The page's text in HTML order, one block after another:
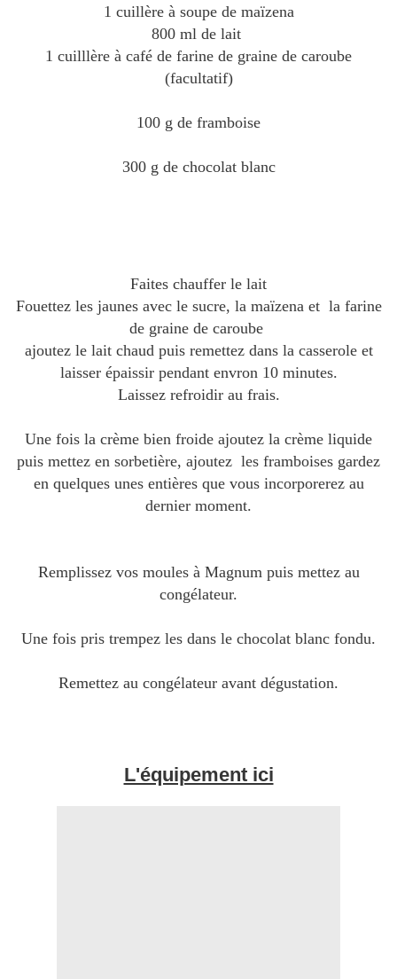
1 cuillère à soupe de maïzena
800 ml de lait
1 cuilllère à café de farine de graine de caroube
(facultatif)
100 g de framboise
300 g de chocolat blanc
Faites chauffer le lait
Fouettez les jaunes avec le sucre, la maïzena et la farine
de graine de caroube
ajoutez le lait chaud puis remettez dans la casserole et
laisser épaissir pendant envron 10 minutes.
Laissez refroidir au frais.
Une fois la crème bien froide ajoutez la crème liquide
puis mettez en sorbetière, ajoutez les framboises gardez
en quelques unes entières que vous incorporerez au
dernier moment.
Remplissez vos moules à Magnum puis mettez au
congélateur.
Une fois pris trempez les dans le chocolat blanc fondu.
Remettez au congélateur avant dégustation.
L'équipement ici